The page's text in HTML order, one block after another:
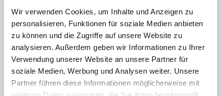
Wir verwenden Cookies, um Inhalte und Anzeigen zu
personalisieren, Funktionen für soziale Medien anbieten
zu können und die Zugriffe auf unsere Website zu
analysieren. Außerdem geben wir Informationen zu Ihrer
Verwendung unserer Website an unsere Partner für
soziale Medien, Werbung und Analysen weiter. Unsere
Partner führen diese Informationen möglicherweise mit
RISTORANTE PANORAMA
chiuso apre alle 11:00
lunedì
11:00 - 22:00
martedì
11:00 - 22:00
mercoledì
chiuso
giovedì
11:00 - 22:00
venerdì
11:00 - 22:00
sabato
11:00 - 22:00
Mostra sulla mappa
T+39 0473 923105
info@panorama-tirol.com
www.panorama-tirol.com
LEGGI DI PIÙ